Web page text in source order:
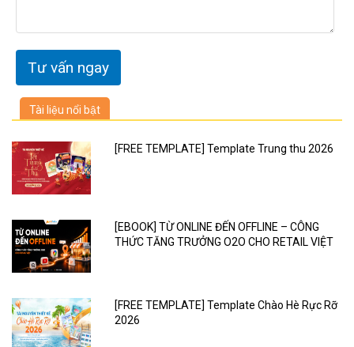
Tài liệu nổi bật
[FREE TEMPLATE] Template Trung thu 2026
[EBOOK] TỪ ONLINE ĐẾN OFFLINE – CÔNG
THỨC TĂNG TRƯỞNG O2O CHO RETAIL VIỆT
[FREE TEMPLATE] Template Chào Hè Rực Rỡ
2026